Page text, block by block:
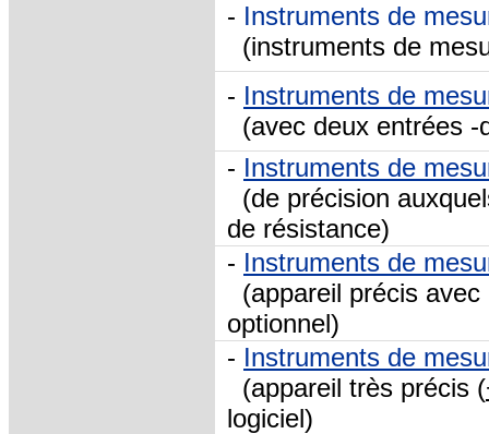
- Instruments de
(instruments de
- Instruments de
(avec deux entrées
- Instruments de
(de précision
de résistance)
- Instruments de
(appareil précis
optionnel)
- Instruments de
(appareil très précis (
logiciel)